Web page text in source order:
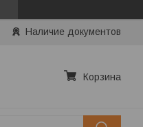
Наличие документов
Корзина